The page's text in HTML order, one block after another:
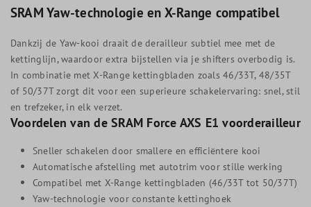
SRAM Yaw-technologie en X-Range compatibel
Dankzij de Yaw-kooi draait de derailleur subtiel mee met de
kettinglijn, waardoor extra bijstellen via je shifters overbodig is.
In combinatie met X-Range kettingbladen zoals 46/33T, 48/35T
of 50/37T zorgt dit voor een superieure schakelervaring: snel, stil
en trefzeker, in elk verzet.
Voordelen van de SRAM Force AXS E1 voorderailleur
Sneller schakelen door smallere en efficiëntere kooi
Automatische afstelling met autotrim voor stille werking
Compatibel met X-Range kettingbladen (46/33T tot 50/37T)
Yaw-technologie voor constante kettinghoek